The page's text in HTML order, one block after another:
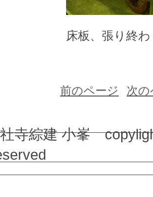
床板、張り終
前のページ 次の
寺綜建 小峯